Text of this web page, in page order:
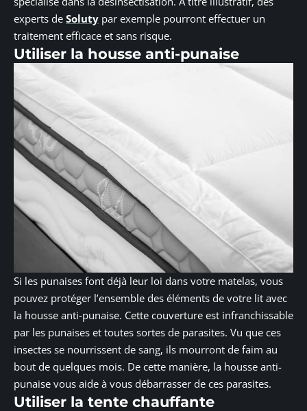
experts de Soluty par exemple pourront effectuer un
traitement efficace et sans risque.
Utiliser la housse anti-punaise
Si les punaises font déjà leur loi dans votre matelas, vous
pouvez protéger l’ensemble des éléments de votre lit avec
la housse anti-punaise. Cette couverture est infranchissable
par les punaises et toutes sortes de parasites. Vu que ces
insectes se nourrissent de sang, ils mourront de faim au
bout de quelques mois. De cette manière, la housse anti-
punaise vous aide à vous débarrasser de ces parasites.
Utiliser la tente chauffante